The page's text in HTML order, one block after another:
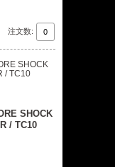
注文数:
SHOCK
/ TC10